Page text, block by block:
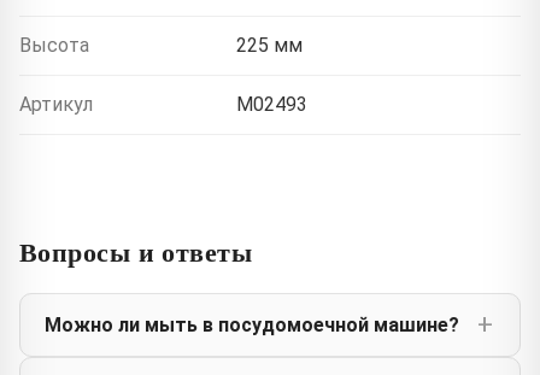
Высота 225 мм
Артикул M02493
Вопросы и ответы
Можно ли мыть в посудомоечной машине?